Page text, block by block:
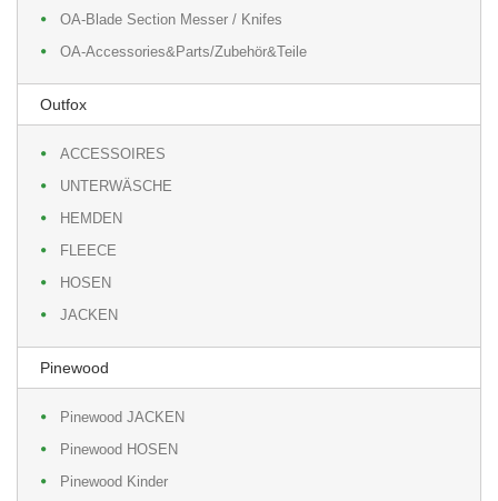
OA-Blade Section Messer / Knifes
OA-Accessories&Parts/Zubehör&Teile
Outfox
ACCESSOIRES
UNTERWÄSCHE
HEMDEN
FLEECE
HOSEN
JACKEN
Pinewood
Pinewood JACKEN
Pinewood HOSEN
Pinewood Kinder